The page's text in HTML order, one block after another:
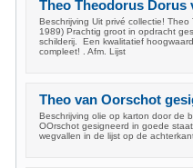
Theo Theodorus Dorus
Beschrijving Uit privé collectie!
1989) Prachtig groot in opdracht
schilderij. Een kwalitatief
compleet! . Afm. Lijst
Theo van Oorschot
Beschrijving olie op karton door de
OOrschot gesigneerd in goede
wegvallen in de lijst op de